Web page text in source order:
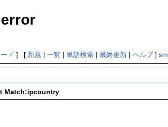
ド ] [ 新規 | 一覧| 単語検索| 最終更新| ヘルプ]
Match:ipcountry